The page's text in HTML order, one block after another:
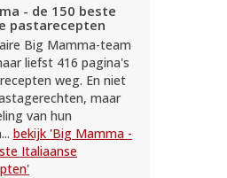
- de 150 beste
pastarecepten
Big Mamma-team
liefst 416 pagina's
weg. En niet
maar
van hun
bekijk 'Big Mamma -
Italiaanse